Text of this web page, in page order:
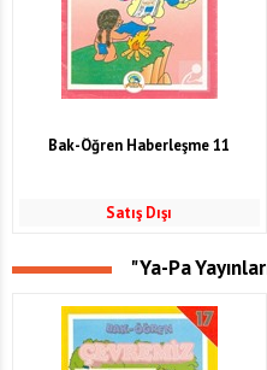
Bak-Öğren Haberleşme 11
Satış Dışı
"Ya-Pa